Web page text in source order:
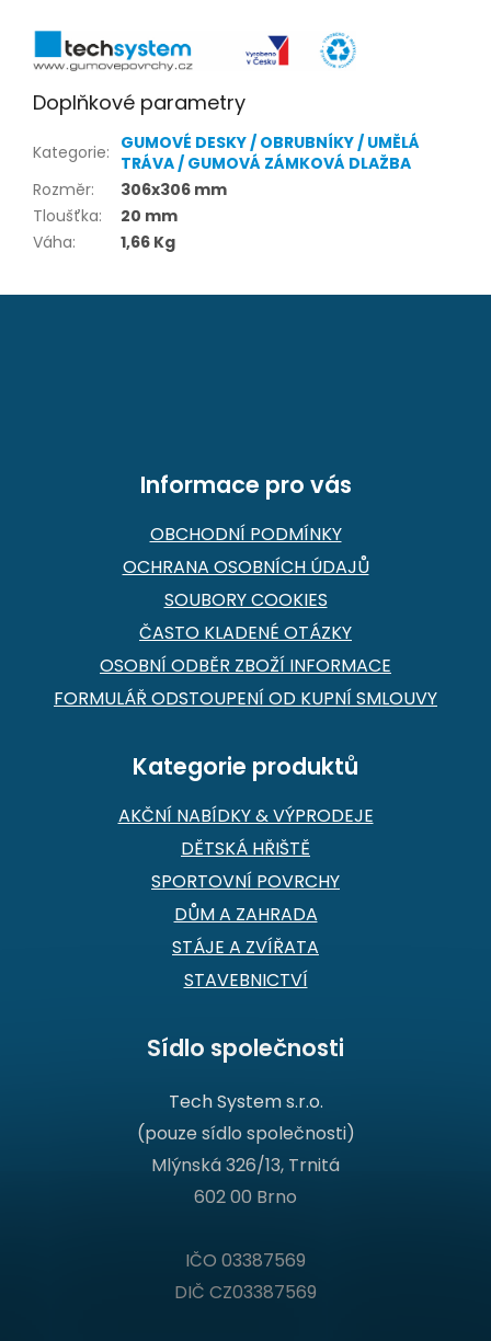
Doplňkové parametry
Kategorie: GUMOVÉ DESKY / OBRUBNÍKY / UMĚLÁ
TRÁVA / GUMOVÁ ZÁMKOVÁ DLAŽBA
Rozměr:
306x306 mm
Tloušťka:
20 mm
Váha: 1,66 Kg
Informace pro vás
OBCHODNÍ PODMÍNKY
OCHRANA OSOBNÍCH ÚDAJŮ
SOUBORY COOKIES
ČASTO KLADENÉ OTÁZKY
OSOBNÍ ODBĚR ZBOŽÍ INFORMACE
FORMULÁŘ ODSTOUPENÍ OD KUPNÍ SMLOUVY
Kategorie produktů
AKČNÍ NABÍDKY & VÝPRODEJE
DĚTSKÁ HŘIŠTĚ
SPORTOVNÍ POVRCHY
DŮM A ZAHRADA
STÁJE A ZVÍŘATA
STAVEBNICTVÍ
Sídlo společnosti
Tech System s.r.o.
(pouze sídlo společnosti)
Mlýnská 326/13, Trnitá
602 00 Brno
IČO 03387569
DIČ CZ03387569